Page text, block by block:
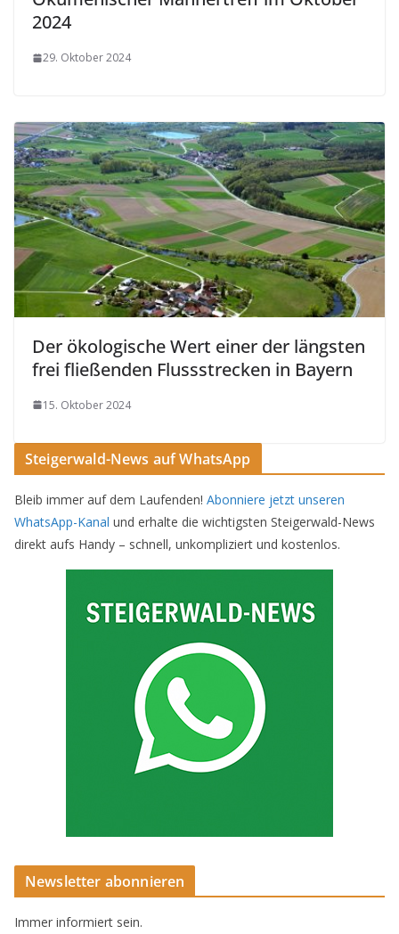
2024
29. Oktober 2024
Der ökologische Wert einer der längsten
frei fließenden Flussstrecken in Bayern
15. Oktober 2024
Steigerwald-News auf WhatsApp
Bleib immer auf dem Laufenden! Abonniere jetzt unseren
WhatsApp-Kanal und erhalte die wichtigsten Steigerwald-News
direkt aufs Handy – schnell, unkompliziert und kostenlos.
Newsletter abonnieren
Immer informiert sein.